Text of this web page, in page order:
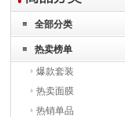
全部分类
热卖榜单
爆款套装
热卖面膜
热销单品